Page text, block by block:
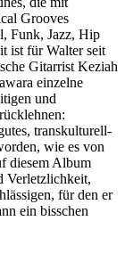
Grooves
Funk, Jazz, Hip
ist für Walter seit
Gitarrist Keziah
einzelne
und
transkulturell-
wie es von
diesem Album
Verletzlichkeit,
für den er
ein bisschen